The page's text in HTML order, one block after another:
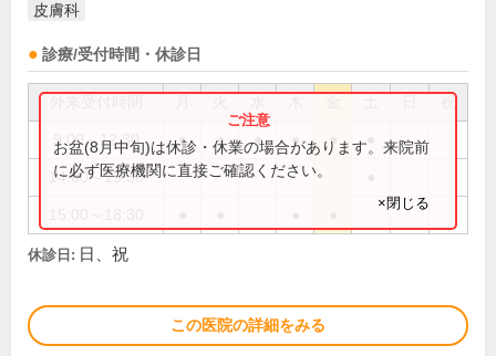
皮膚科
診療/受付時間・休診日
祝
9:00～12:30 ● ● ● ● ●
14:00～15:30
お盆(8月中旬)は休診・休業の場合があります。来院前
に必ず医療機関に直接ご確認ください。
×閉じる
休診日: 日、祝
この医院の詳細をみる